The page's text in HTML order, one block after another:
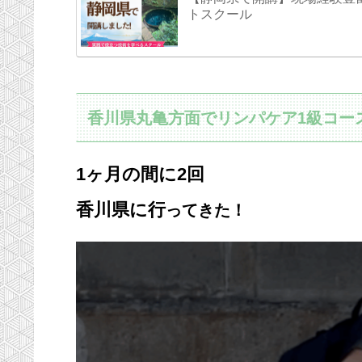
トスクール
香川県丸亀方面でリンパケア1級コー
1ヶ月の間に2回
香川県に行ってきた！